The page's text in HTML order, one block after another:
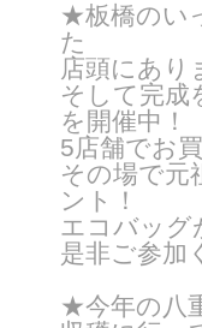
★板橋のい
た
店頭にあり
そして完成
を開催中！
5店舗でお
その場で元
ント！
エコバッグ
是非ご参加
★今年の八